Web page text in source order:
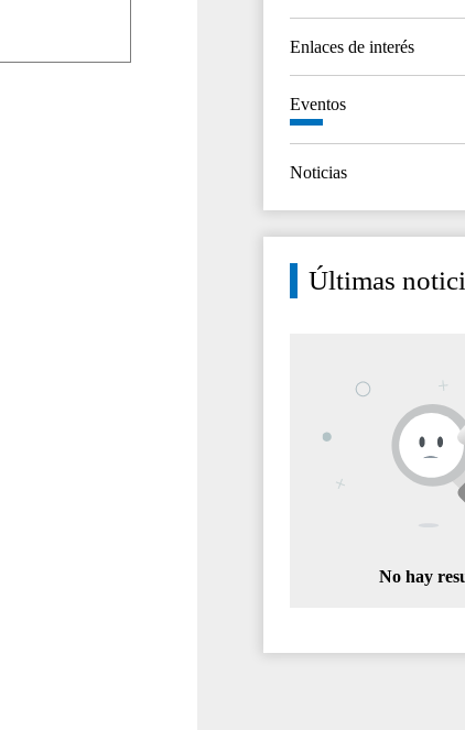
Enlaces de interés
Eventos
Noticias
Últimas
No hay